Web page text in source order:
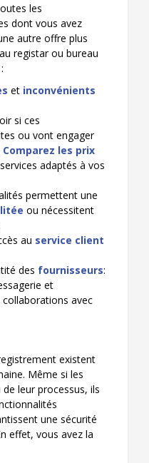
les
dont vous avez
autre offre plus
registar ou bureau
et inconvénients
si ces
ou vont engager
Comparez les prix
adaptés à vos
permettent une
ou nécessitent
au service client
des fournisseurs:
et
collaborations avec
existent
Même si les
leur processus, ils
une sécurité
effet, vous avez la